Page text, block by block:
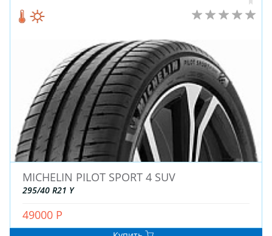
ДЛЯ ГРУЗОВЫХ АВТО
ДЛЯ ЛЕГКОВЫХ АВТО
ШИНЫ
ДИСКИ
АККУМУЛЯТОРЫ
MICHELIN PILOT SPORT 4 SUV
295/40 R21 Y
49000 Р